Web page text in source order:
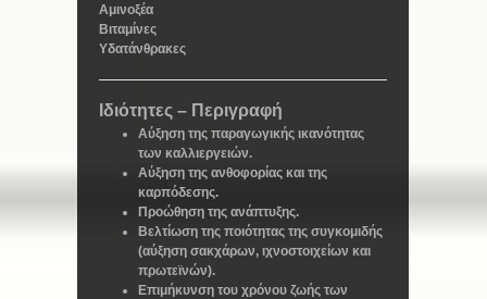
Αμινοξέα
Βιταμίνες
Υδατάνθρακες
Ιδιότητες – Περιγραφή
Αύξηση της παραγωγικής ικανότητας
των καλλιεργειών.
Αύξηση της ανθοφορίας και της
καρπόδεσης.
Προώθηση της ανάπτυξης.
Βελτίωση της ποιότητας της συγκομιδής
(αύξηση σακχάρων, ιχνοστοιχείων και
πρωτεϊνών).
Επιμήκυνση του χρόνου ζωής των